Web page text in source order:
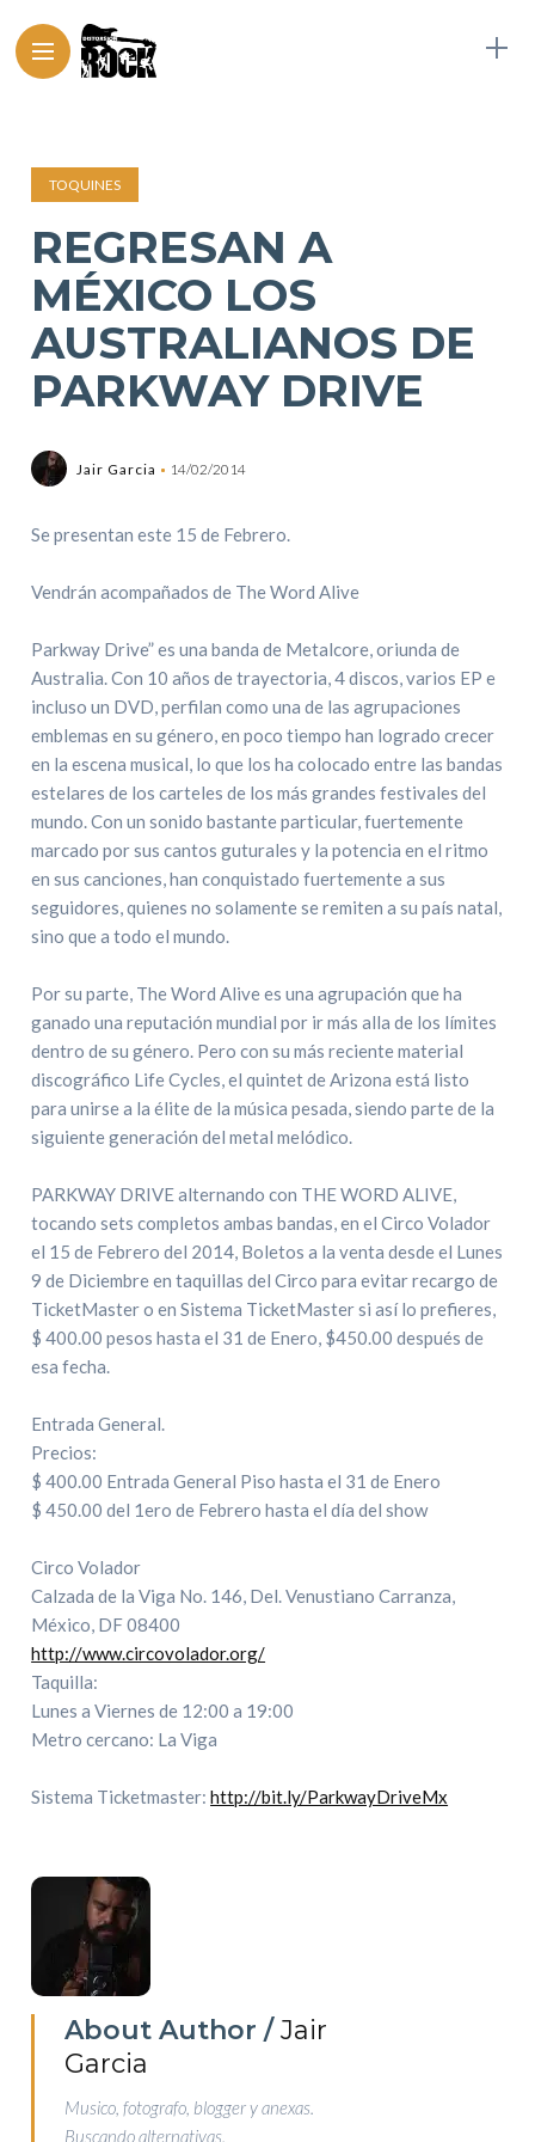
TOQUINES
REGRESAN A
MÉXICO LOS
AUSTRALIANOS DE
PARKWAY DRIVE
Jair Garcia 14/02/2014
Se presentan este 15 de Febrero.
Vendrán acompañados de The Word Alive
Parkway Drive” es una banda de Metalcore, oriunda de
Australia. Con 10 años de trayectoria, 4 discos, varios EP e
incluso un DVD, perfilan como una de las agrupaciones
emblemas en su género, en poco tiempo han logrado crecer
en la escena musical, lo que los ha colocado entre las bandas
estelares de los carteles de los más grandes festivales del
mundo. Con un sonido bastante particular, fuertemente
marcado por sus cantos guturales y la potencia en el ritmo
en sus canciones, han conquistado fuertemente a sus
seguidores, quienes no solamente se remiten a su país natal,
sino que a todo el mundo.
Por su parte, The Word Alive es una agrupación que ha
ganado una reputación mundial por ir más alla de los límites
dentro de su género. Pero con su más reciente material
discográfico Life Cycles, el quintet de Arizona está listo
para unirse a la élite de la música pesada, siendo parte de la
siguiente generación del metal melódico.
PARKWAY DRIVE alternando con THE WORD ALIVE,
tocando sets completos ambas bandas, en el Circo Volador
el 15 de Febrero del 2014, Boletos a la venta desde el Lunes
9 de Diciembre en taquillas del Circo para evitar recargo de
TicketMaster o en Sistema TicketMaster si así lo prefieres,
$ 400.00 pesos hasta el 31 de Enero, $450.00 después de
esa fecha.
Entrada General.
Precios:
$ 400.00 Entrada General Piso hasta el 31 de Enero
$ 450.00 del 1ero de Febrero hasta el día del show
Circo Volador
Calzada de la Viga No. 146, Del. Venustiano Carranza,
México, DF 08400
http://www.circovolador.org/
Taquilla:
Lunes a Viernes de 12:00 a 19:00
Metro cercano: La Viga
Sistema Ticketmaster:http://bit.ly/ParkwayDriveMx
About Author /Jair
Garcia
Musico, fotografo, blogger y anexas.
Buscando alternativas.